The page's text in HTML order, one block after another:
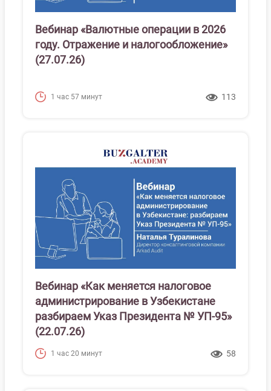
Вебинар «Валютные операции в 2026
году. Отражение и налогообложение»
(27.07.26)
1 час 57 минут 113
Вебинар «Как меняется налоговое
администрирование в Узбекистане
разбираем Указ Президента № УП-95»
(22.07.26)
1 час 20 минут 58